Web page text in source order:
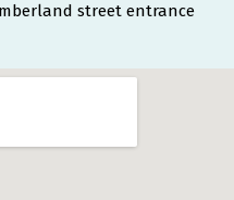
street entrance